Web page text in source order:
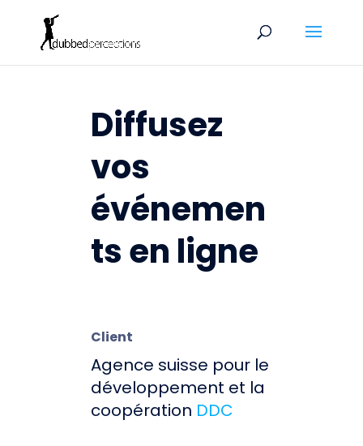
Diffusez
vos
événemen
ts en ligne
Client
Agence suisse pour le
développement et la
coopération DDC